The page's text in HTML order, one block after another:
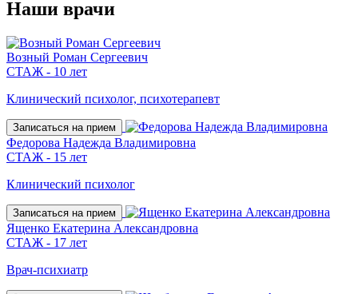
Наши врачи
Возный Роман Сергеевич
СТАЖ - 10 лет
Клинический психолог, психотерапевт
Записаться на прием
Федорова Надежда Владимировна
СТАЖ - 15 лет
Клинический психолог
Записаться на прием
Ященко Екатерина Александровна
СТАЖ - 17 лет
Врач-психиатр